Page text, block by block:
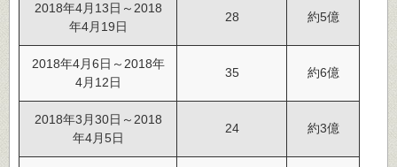
2018年4月13日～2018
年4月19日
28 約5億
2018年4月6日～2018年
4月12日
35 約6億
2018年3月30日～2018
年4月5日
24 約3億